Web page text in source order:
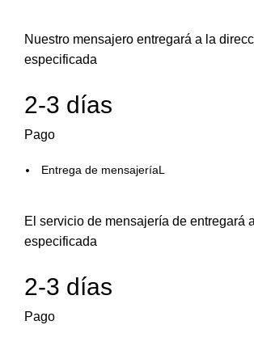
Nuestro mensajero entregará a la
especificada
2-3 días
Pago
Entrega de mensajeríaL
El servicio de mensajería de entregará
especificada
2-3 días
Pago